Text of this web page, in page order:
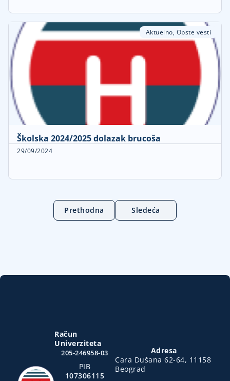
Aktuelno, Opste vesti
Školska 2024/2025 dolazak brucoša
29/09/2024
Prethodna Sledeća
Račun
Univerziteta
205-246958-03
PIB
107306115
Adresa
Cara Dušana 62-64, 11158
Beograd